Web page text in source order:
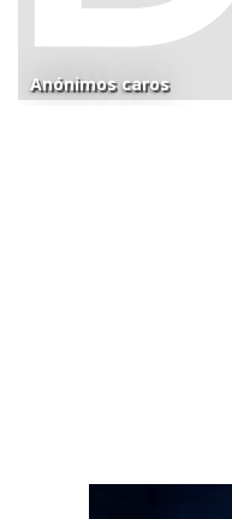
Anónimos caros